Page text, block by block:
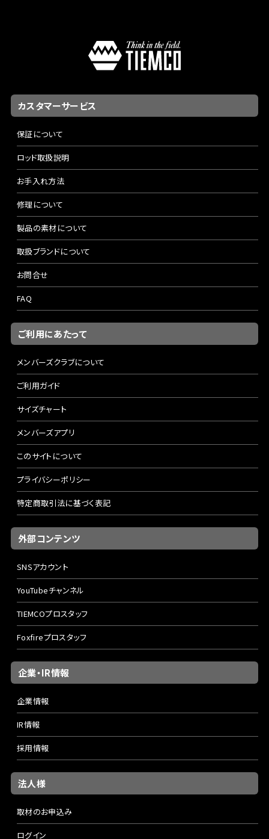
カスタマーサービス
保証について
ロッド取扱説明
お手入れ方法
修理について
製品の素材について
取扱ブランドについて
お問合せ
FAQ
ご利用にあたって
メンバーズクラブについて
ご利用ガイド
サイズチャート
メンバーズアプリ
このサイトについて
プライバシーポリシー
特定商取引法に基づく表記
外部コンテンツ
SNSアカウント
YouTubeチャンネル
TIEMCOプロスタッフ
Foxfireプロスタッフ
企業・IR情報
企業情報
IR情報
採用情報
法人様
取材のお申込み
ログイン